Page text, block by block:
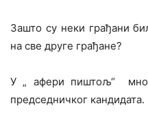
Зашто су неки грађани
на све друге грађане?
У „ афери пиштољ“
председничког кандидата.